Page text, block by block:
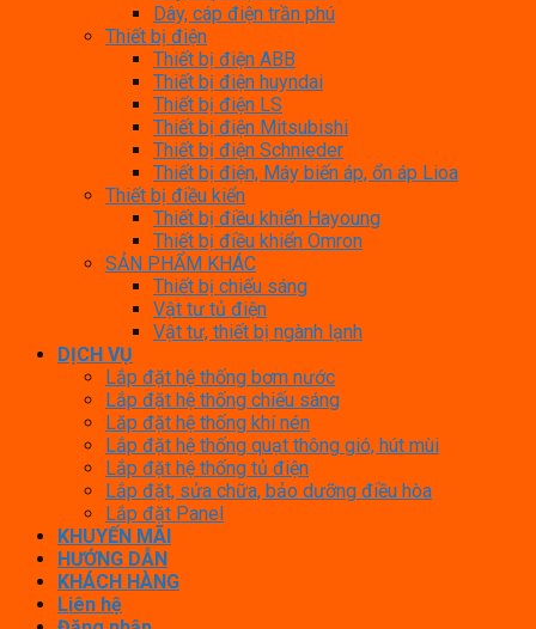
Dây, cáp điện trần phú
Thiết bị điện
Thiết bị điện ABB
Thiết bị điện huyndai
Thiết bị điện LS
Thiết bị điện Mitsubishi
Thiết bị điện Schnieder
Thiết bị điện, Máy biến áp, ổn áp Lioa
Thiết bị điều kiển
Thiết bị điều khiển Hayoung
Thiết bị điều khiển Omron
SẢN PHẨM KHÁC
Thiết bị chiếu sáng
Vật tư tủ điện
Vật tư, thiết bị ngành lạnh
DỊCH VỤ
Lắp đặt hệ thống bơm nước
Lắp đặt hệ thống chiếu sáng
Lăp đặt hệ thống khí nén
Lắp đặt hệ thống quạt thông gió, hút mùi
Lắp đặt hệ thống tủ điện
Lắp đặt, sửa chữa, bảo dưỡng điều hòa
Lắp đặt Panel
KHUYẾN MÃI
HƯỚNG DẪN
KHÁCH HÀNG
Liên hệ